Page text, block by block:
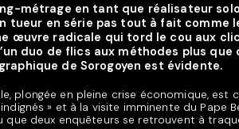
métrage en tant que réalisateur
tueur en série pas tout à fait comme
œuvre radicale qui tord le cou aux
duo de flics aux méthodes plus que
de Sorogoyen est évidente.
plongée en pleine crise économique, est
» et à la visite imminente du Pape
deux enquêteurs se retrouvent à